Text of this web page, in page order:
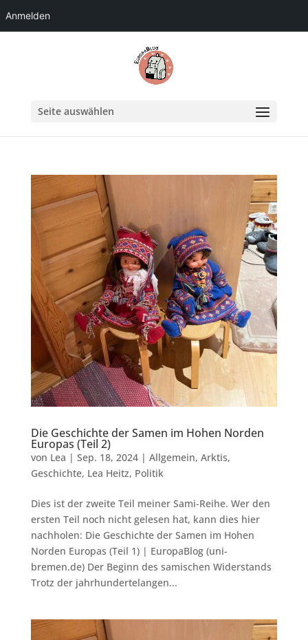
Anmelden
Seite auswählen
Die Geschichte der Samen im Hohen Norden
Europas (Teil 2)
von Lea | Sep. 18, 2024| Allgemein, Arktis,
Geschichte, Lea Heitz, Politik
Dies ist der zweite Teil meiner Sami-Reihe. Wer den
ersten Teil noch nicht gelesen hat, kann dies hier
nachholen: Die Geschichte der Samen im Hohen
Norden Europas (Teil 1) | EuropaBlog (uni-
bremen.de) Der Beginn des samischen Widerstands
Trotz der jahrhundertelangen...